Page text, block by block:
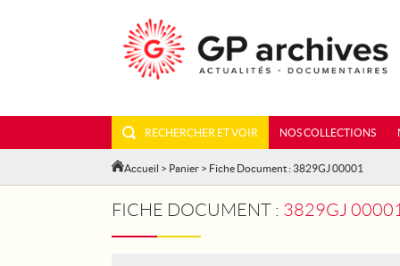
RECHERCHER ET VOIR NOS COLLECTIONS
Accueil > Panier > Fiche Document : 3829GJ 00001
FICHE DOCUMENT : 3829GJ 00001 -